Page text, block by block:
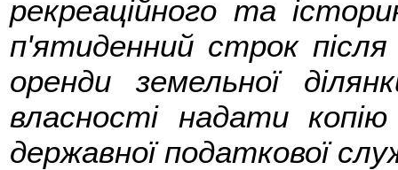
рекреаційного та
п'ятиденний строк після
оренди земельної
власності надати копію
державної податкової